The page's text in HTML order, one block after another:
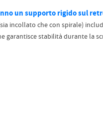
un supporto rigido sul
incollato che con spirale)
garantisce stabilità durante la